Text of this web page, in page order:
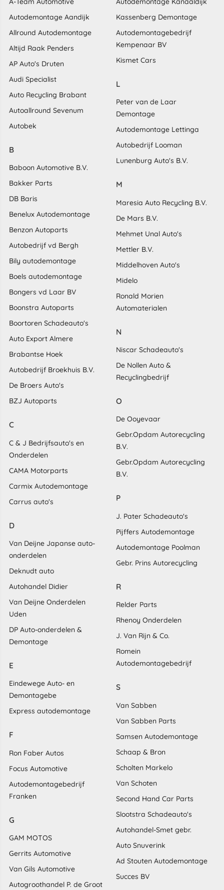
Autodemontage Aandijk
Allround Autodemontage
Altijd Raak Penders
AP Auto's Druten
Audi Specialist
Auto Recycling Brabant
Autoallround Sevenum
Autobek
B
Baboon Automotive B.V.
Bakker Parts
DB Baris
Benelux Autodemontage
Benzon Autoparts
Autobedrijf vd Bergh
Bily autodemontage
Boels autodemontage
Bongers vd Laar BV
Boonstra Autoparts
Boortoren Schadeauto's
Auto Export Almere
Brabantse Hoek
Autobedrijf Broekhuis B.V.
De Broers Auto's
BZJ Autoparts
C
C & J Bedrijfsauto's en
Onderdelen
CAMA Motorparts
Carmix Autodemontage
Carrus auto's
D
Van Deijne Japanse auto-
onderdelen
Deknudt auto
Autohandel Didier
Van Deijne Onderdelen
Uden
DP Auto-onderdelen &
Demontage
E
Eindewege Auto- en
Demontagebe
Express autodemontage
F
Ron Faber Autos
Focus Automotive
Autodemontagebedrijf
Franken
G
GAM MOTOS
Gerrits Automotive
Van Gils Automotive
Autogroothandel P. de Groot
Kassenberg Demontage
Autodemontagebedrijf
Kempenaar BV
Kismet Cars
L
Peter van de Laar
Demontage
Autodemontage Lettinga
Autobedrijf Looman
Lunenburg Auto's B.V.
M
Maresia Auto Recycling B.V.
De Mars B.V.
Mehmet Unal Auto's
Mettler B.V.
Middelhoven Auto's
Midelo
Ronald Morien
Automaterialen
N
Niscar Schadeauto's
De Nollen Auto &
Recyclingbedrijf
O
De Ooyevaar
Gebr.Opdam Autorecycling
B.V.
Gebr.Opdam Autorecycling
B.V.
P
J. Pater Schadeauto's
Pijffers Autodemontage
Autodemontage Poolman
Gebr. Prins Autorecycling
R
Relder Parts
Rhenoy Onderdelen
J. Van Rijn & Co.
Romein
Autodemontagebedrijf
S
Van Sabben
Van Sabben Parts
Samsen Autodemontage
Schaap & Bron
Scholten Markelo
Van Schoten
Second Hand Car Parts
Slootstra Schadeauto's
Autohandel-Smet gebr.
Auto Snuverink
Ad Stouten Autodemontage
Succes BV